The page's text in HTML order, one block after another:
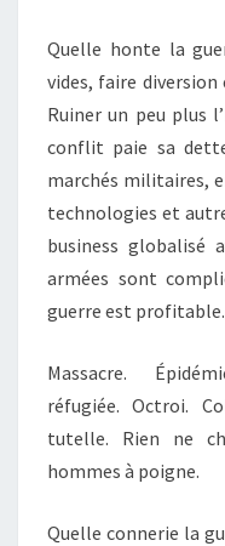
Quelle honte la
vides, faire
Ruiner un peu plus
conflit paie sa
marchés militaires,
technologies et
business globalisé
armées sont
guerre est profitable.
Massacre.
réfugiée. Octroi.
tutelle. Rien ne
hommes à poigne.
Quelle connerie la